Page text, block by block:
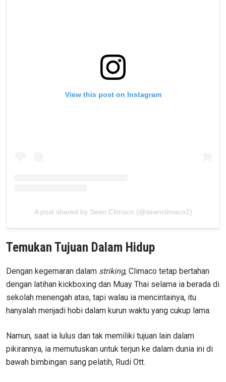
View this post on Instagram
A post shared by Sean Climaco (@seanclimaco1)
Temukan Tujuan Dalam Hidup
Dengan kegemaran dalam striking, Climaco tetap bertahan
dengan latihan kickboxing dan Muay Thai selama ia berada di
sekolah menengah atas, tapi walau ia mencintainya, itu
hanyalah menjadi hobi dalam kurun waktu yang cukup lama.
Namun, saat ia lulus dan tak memiliki tujuan lain dalam
pikirannya, ia memutuskan untuk terjun ke dalam dunia ini di
bawah bimbingan sang pelatih, Rudi Ott.